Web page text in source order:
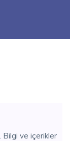
Bilgi ve içerikler